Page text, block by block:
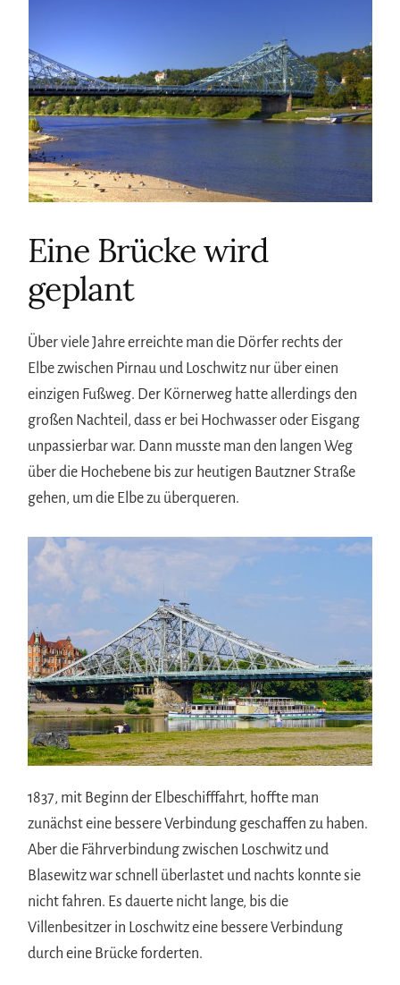
Eine Brücke wird
geplant
Über viele Jahre erreichte man die Dörfer rechts der
Elbe zwischen Pirnau und Loschwitz nur über einen
einzigen Fußweg. Der Körnerweg hatte allerdings den
großen Nachteil, dass er bei Hochwasser oder Eisgang
unpassierbar war. Dann musste man den langen Weg
über die Hochebene bis zur heutigen Bautzner Straße
gehen, um die Elbe zu überqueren.
1837, mit Beginn der Elbeschifffahrt, hoffte man
zunächst eine bessere Verbindung geschaffen zu haben.
Aber die Fährverbindung zwischen Loschwitz und
Blasewitz war schnell überlastet und nachts konnte sie
nicht fahren. Es dauerte nicht lange, bis die
Villenbesitzer in Loschwitz eine bessere Verbindung
durch eine Brücke forderten.